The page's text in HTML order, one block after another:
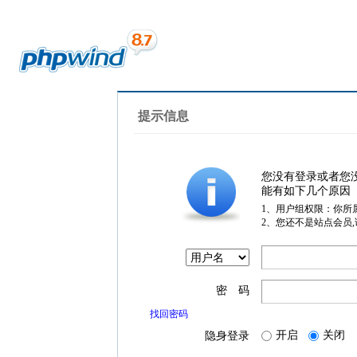
提示信息
您没有登录或者您
能有如下几个原因
1、用户组权限：你所
2、您还不是站点会员
密 码
找回密码
隐身登录 开启 关闭